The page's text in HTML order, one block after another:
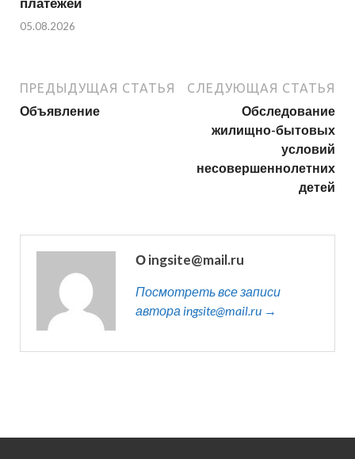
05.08.2026
ПРЕДЫДУЩАЯ СТАТЬЯ
Объявление
СЛЕДУЮЩАЯ СТАТЬЯ
Обследование
жилищно-бытовых
условий
несовершеннолетних
детей
О ingsite@mail.ru
Посмотреть все записи
автора ingsite@mail.ru →